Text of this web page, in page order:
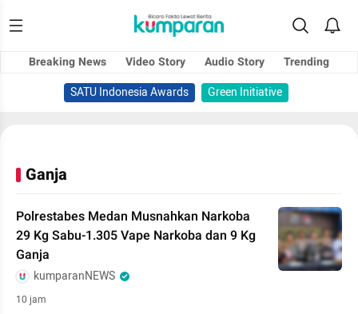
Breaking News Video Story Audio Story
Trending
SATU Indonesia Awards
Green Initiative
Ganja
Polrestabes Medan Musnahkan Narkoba
29 Kg Sabu-1.305 Vape Narkoba dan 9 Kg
Ganja
kumparanNEWS
10 jam